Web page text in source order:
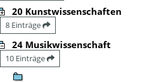
20 Kunstwissenschaften
8 Einträge
24 Musikwissenschaft
10 Einträge